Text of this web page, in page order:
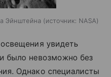
Эйнштейна источник: NASA
увидеть
было невозможно без
Однако специалисты